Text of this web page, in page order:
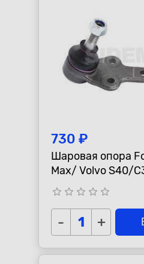
730 ₽
Шаровая опора
Max/ Volvo S40/
D18мм(Sidem)
star_border star_border star_border star_border star_border
- +